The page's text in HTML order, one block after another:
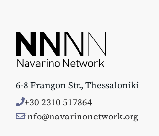
6-8 Frangon Str., Thessaloniki
+30 2310 517864
info@navarinonetwork.org